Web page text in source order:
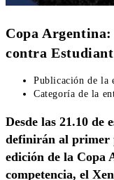
Copa
contra
Publicación de la
Categoría de la
Desde las 21.10 de
definirán al primer
edición de la Copa
competencia, el